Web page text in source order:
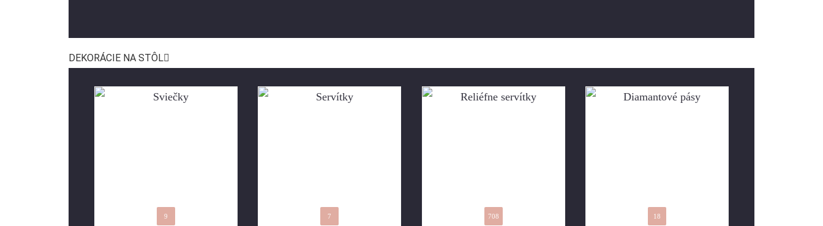
DEKORÁCIE NA STÔL
9 7 708 18